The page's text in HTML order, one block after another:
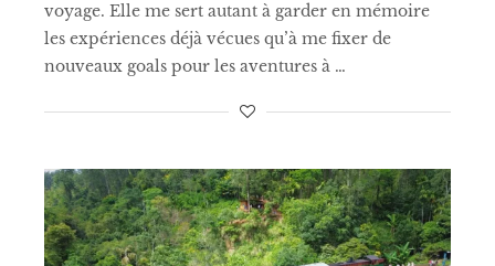
voyage. Elle me sert autant à garder en mémoire
les expériences déjà vécues qu’à me fixer de
nouveaux goals pour les aventures à …